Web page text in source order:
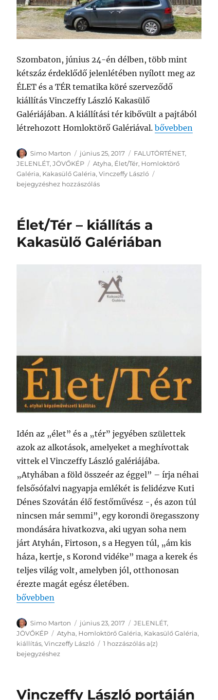
Szombaton, június 24-én délben, több mint
kétszáz érdeklődő jelenlétében nyílott meg az
ÉLET és a TÉR tematika köré szerveződő
kiállítás Vinczeffy László Kakasülő
Galériájában. A kiállítási tér kibővült a pajtából
létrehozott Homloktörő Galériával.„Megnyílt az
bővebben
Szerző
Simo Marton Közzétéve
június 25, 2017 Kategória
FALUTÖRTÉNET,
JELENLÉT,JÖVŐKÉP Címke
Atyha, Élet/Tér, Homloktörő
Galéria, Kakasülő Galéria,Vinczeffy László
új
bejegyzéshez hozzászólás
Élet/Tér – kiállítás a
Kakasülő Galériában
Idén az „élet” és a „tér” jegyében születtek
azok az alkotások, amelyeket a meghívottak
vittek el Vinczeffy László galériájába.
„Atyhában a föld összeér az éggel” – írja néhai
felsősófalvi nagyapja emlékét is felidézve Kuti
Dénes Szovátán élő festőművész -, és azon túl
nincsen már semmi”, egy korondi öregasszony
mondására hivatkozva, aki ugyan soha nem
járt Atyhán, Firtoson, s a Hegyen túl, „ám kis
háza, kertje, s Korond vidéke” maga a kerek és
teljes világ volt, amelyben jól, otthonosan
érezte magát egész életében.
„Élet/Tér – kiállítás a Kakasülő Galériában”
bővebben
Szerző
Simo Marton Közzétéve
június 23, 2017 Kategória
JELENLÉT,
JÖVŐKÉP
Címke
Atyha, Homloktörő Galéria, Kakasülő Galéria,
kiállítás,Vinczeffy László 1 hozzászólás a(z)
Galériában
bejegyzéshez
Vinczeffy László portáján